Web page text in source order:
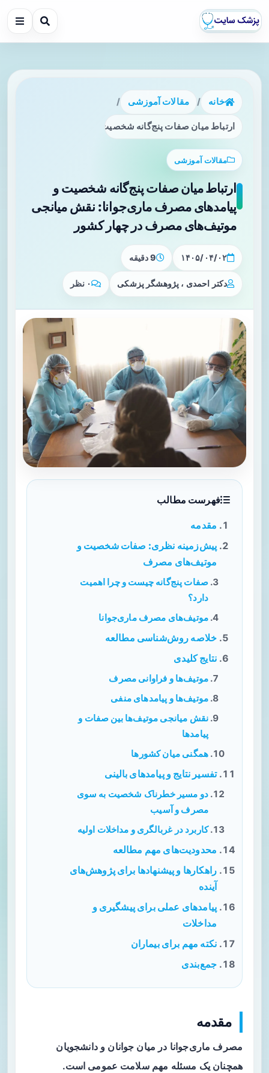
خانه / مقالات آموزشی /
ارتباط میان صفات پنج‌گانه شخصیت و پیامدهای مصرف
مقالات آموزشی
ارتباط میان صفات پنج‌گانه شخصیت و
پیامدهای مصرف ماری‌جوانا: نقش میانجی
موتیف‌های مصرف در چهار کشور
۱۴۰۵/۰۴/۰۲ 9 دقیقه
دکتر احمدی ، پژوهشگر پزشکی ۰ نظر
فهرست مطالب
مقدمه
پیش‌زمینه نظری: صفات شخصیت و
موتیف‌های مصرف
صفات پنج‌گانه چیست و چرا اهمیت
دارد؟
موتیف‌های مصرف ماری‌جوانا
خلاصه روش‌شناسی مطالعه
نتایج کلیدی
موتیف‌ها و فراوانی مصرف
موتیف‌ها و پیامدهای منفی
نقش میانجی موتیف‌ها بین صفات و
پیامدها
همگنی میان کشورها
تفسیر نتایج و پیامدهای بالینی
دو مسیر خطرناک شخصیت به سوی
مصرف و آسیب
کاربرد در غربالگری و مداخلات اولیه
محدودیت‌های مهم مطالعه
راهکارها و پیشنهادها برای پژوهش‌های
آینده
پیامدهای عملی برای پیشگیری و
مداخلات
نکته مهم برای بیماران
جمع‌بندی
مقدمه
مصرف ماری‌جوانا در میان جوانان و دانشجویان
همچنان یک مسئله مهم سلامت عمومی است.